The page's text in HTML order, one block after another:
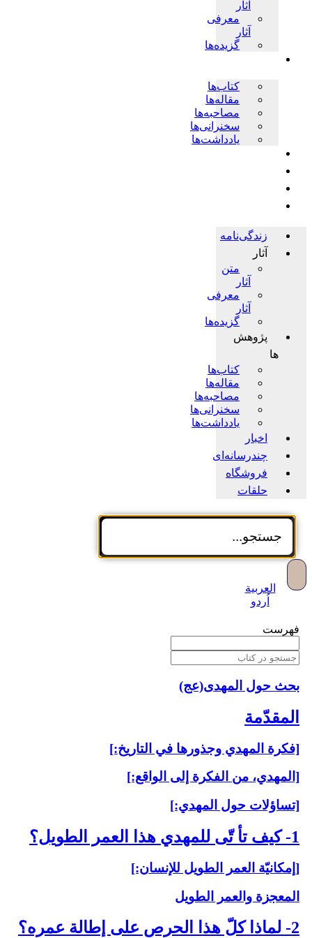
آثار
معرفی
آثار
گزیده‌ها
کتاب‌ها
مقاله‌ها
مصاحبه‌ها
سخنرانی‌ها
یادداشت‌ها
زندگی‌نامه
آثار
متن
آثار
معرفی
آثار
گزیده‌ها
پژوهش
ها
کتاب‌ها
مقاله‌ها
مصاحبه‌ها
سخنرانی‌ها
یادداشت‌ها
اخبار
چندرسانه‌ای
فروشگاه
حلقات
العربية
اُردو
فهرست
بحث حول المهدی(عج)
المقدّمة
[فكرة المهدي وجذورها في التاريخ:]
[المهدي، من الفكرة إلى الواقع:]
[تساؤلات حول المهدي:]
1- كيف تأ تّى للمهدي هذا العمر الطويل؟
[إمكانيّة العمر الطويل للإنسان:]
المعجزة والعمر الطويل
2- لماذا كلّ هذا الحرص على إطالة عمره؟